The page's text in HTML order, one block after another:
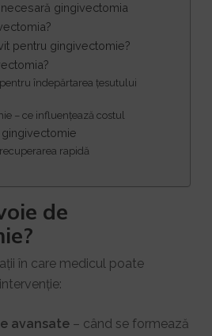
gingivectomia
pentru gingivectomie?
îndepărtarea țesutului
– ce influențează costul
rapidă
de
în care medicul poate
avansate– când se formează